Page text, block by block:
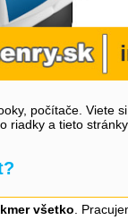
počítače. Viete
riadky a tieto
všetko.